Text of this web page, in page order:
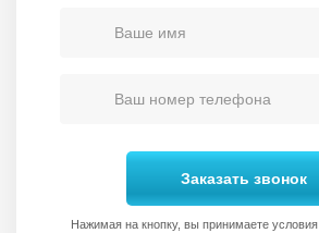
Заказать звонок
Нажимая на кнопку, вы принимаете условия